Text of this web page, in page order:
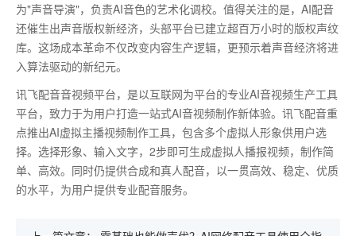
为"声音导演"，负责AI音色的艺术化调校。值得关注的是，AI配音
还催生出声音版权新经济，头部平台已建立超百万小时的版权声纹
库。这场成本革命不仅改变内容生产逻辑，更预示着声音经济将进
入算法驱动的新纪元。
讯飞配音音视频平台，是以互联网为平台的专业AI音视频生产工具
平台，致力于为用户打造一站式AI音视频制作新体验。讯飞配音重
点推出AI虚拟主播视频制作工具，包含多个虚拟人形象供用户选
择。选择形象、输入文字，2步即可生成虚拟人播报视频，制作简
单、高效。同时仍提供合成和真人配音，以一贯高效、稳定、优质
的水平，为用户提供专业配音服务。